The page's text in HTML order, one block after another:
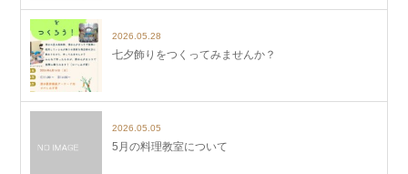
2026.05.28
七夕飾りをつくってみませんか？
2026.05.05
5月の料理教室について